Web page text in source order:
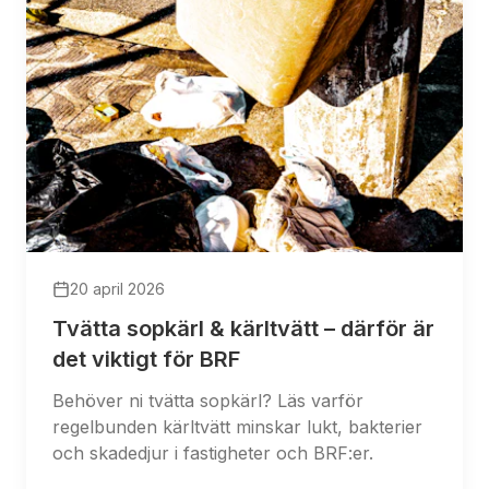
20 april 2026
Tvätta sopkärl & kärltvätt – därför är
det viktigt för BRF
Behöver ni tvätta sopkärl? Läs varför
regelbunden kärltvätt minskar lukt, bakterier
och skadedjur i fastigheter och BRF:er.